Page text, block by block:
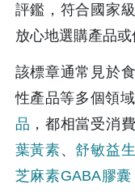
評鑑，符合國家
放心地選購產品或
該標章通常見於
性產品等多個領域
品 ，都相當受消
葉黃素、舒敏益
芝麻素GABA膠囊